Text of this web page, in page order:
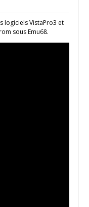
logiciels VistaPro3 et
sous Emu68.